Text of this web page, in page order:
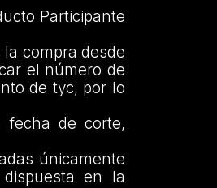
Participante
compra desde
el número de
de tyc, por lo
fecha de corte,
únicamente
en la